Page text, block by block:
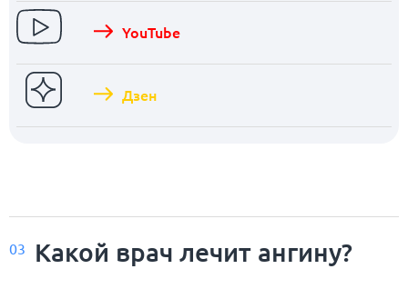
YouTube
Дзен
03 Какой врач лечит ангину?